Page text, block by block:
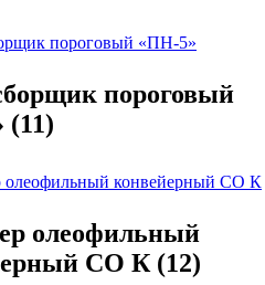
пороговый
(11)
олеофильный
СО К (12)